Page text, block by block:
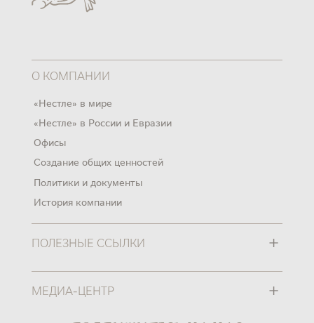
О КОМПАНИИ
«Нестле» в мире
«Нестле» в России и Евразии
Офисы
Создание общих ценностей
Политики и документы
История компании
ПОЛЕЗНЫЕ ССЫЛКИ +
МЕДИА-ЦЕНТР +